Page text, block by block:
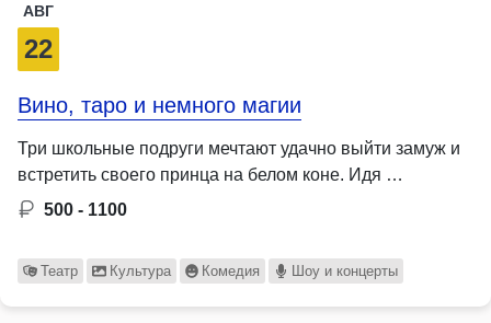
АВГ
22
Вино, таро и немного магии
Три школьные подруги мечтают удачно выйти замуж и
встретить своего принца на белом коне. Идя …
500 - 1100
Театр Культура Комедия Шоу и концерты